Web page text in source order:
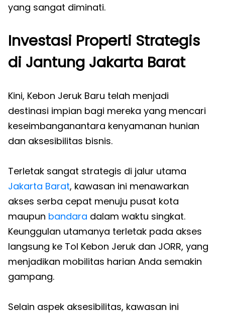
yang sangat diminati.
Investasi Properti Strategis
di Jantung Jakarta Barat
Kini, Kebon Jeruk Baru telah menjadi
destinasi impian bagi mereka yang mencari
keseimbanganantara kenyamanan hunian
dan aksesibilitas bisnis.
Terletak sangat strategis di jalur utama
Jakarta Barat, kawasan ini menawarkan
akses serba cepat menuju pusat kota
maupun bandara dalam waktu singkat.
Keunggulan utamanya terletak pada akses
langsung ke Tol Kebon Jeruk dan JORR, yang
menjadikan mobilitas harian Anda semakin
gampang.
Selain aspek aksesibilitas, kawasan ini